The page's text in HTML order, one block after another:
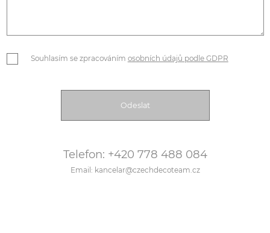
Souhlasím se zpracováním osobních údajů podle GDPR
Telefon: +420 778 488 084
Email: kancelar@czechdecoteam.cz